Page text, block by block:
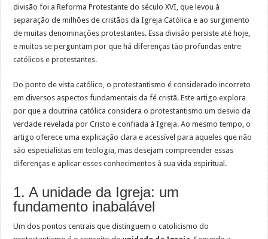
divisão foi a Reforma Protestante do século XVI, que levou à
separação de milhões de cristãos da Igreja Católica e ao surgimento
de muitas denominações protestantes. Essa divisão persiste até hoje,
e muitos se perguntam por que há diferenças tão profundas entre
católicos e protestantes.
Do ponto de vista católico, o protestantismo é considerado incorreto
em diversos aspectos fundamentais da fé cristã. Este artigo explora
por que a doutrina católica considera o protestantismo um desvio da
verdade revelada por Cristo e confiada à Igreja. Ao mesmo tempo, o
artigo oferece uma explicação clara e acessível para aqueles que não
são especialistas em teologia, mas desejam compreender essas
diferenças e aplicar esses conhecimentos à sua vida espiritual.
1. A unidade da Igreja: um
fundamento inabalável
Um dos pontos centrais que distinguem o catolicismo do